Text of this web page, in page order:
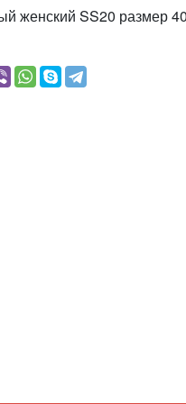
женский SS20 размер